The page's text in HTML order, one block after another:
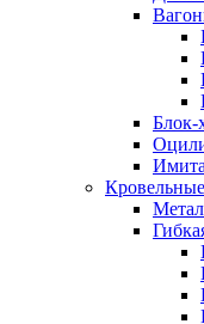
Блок-